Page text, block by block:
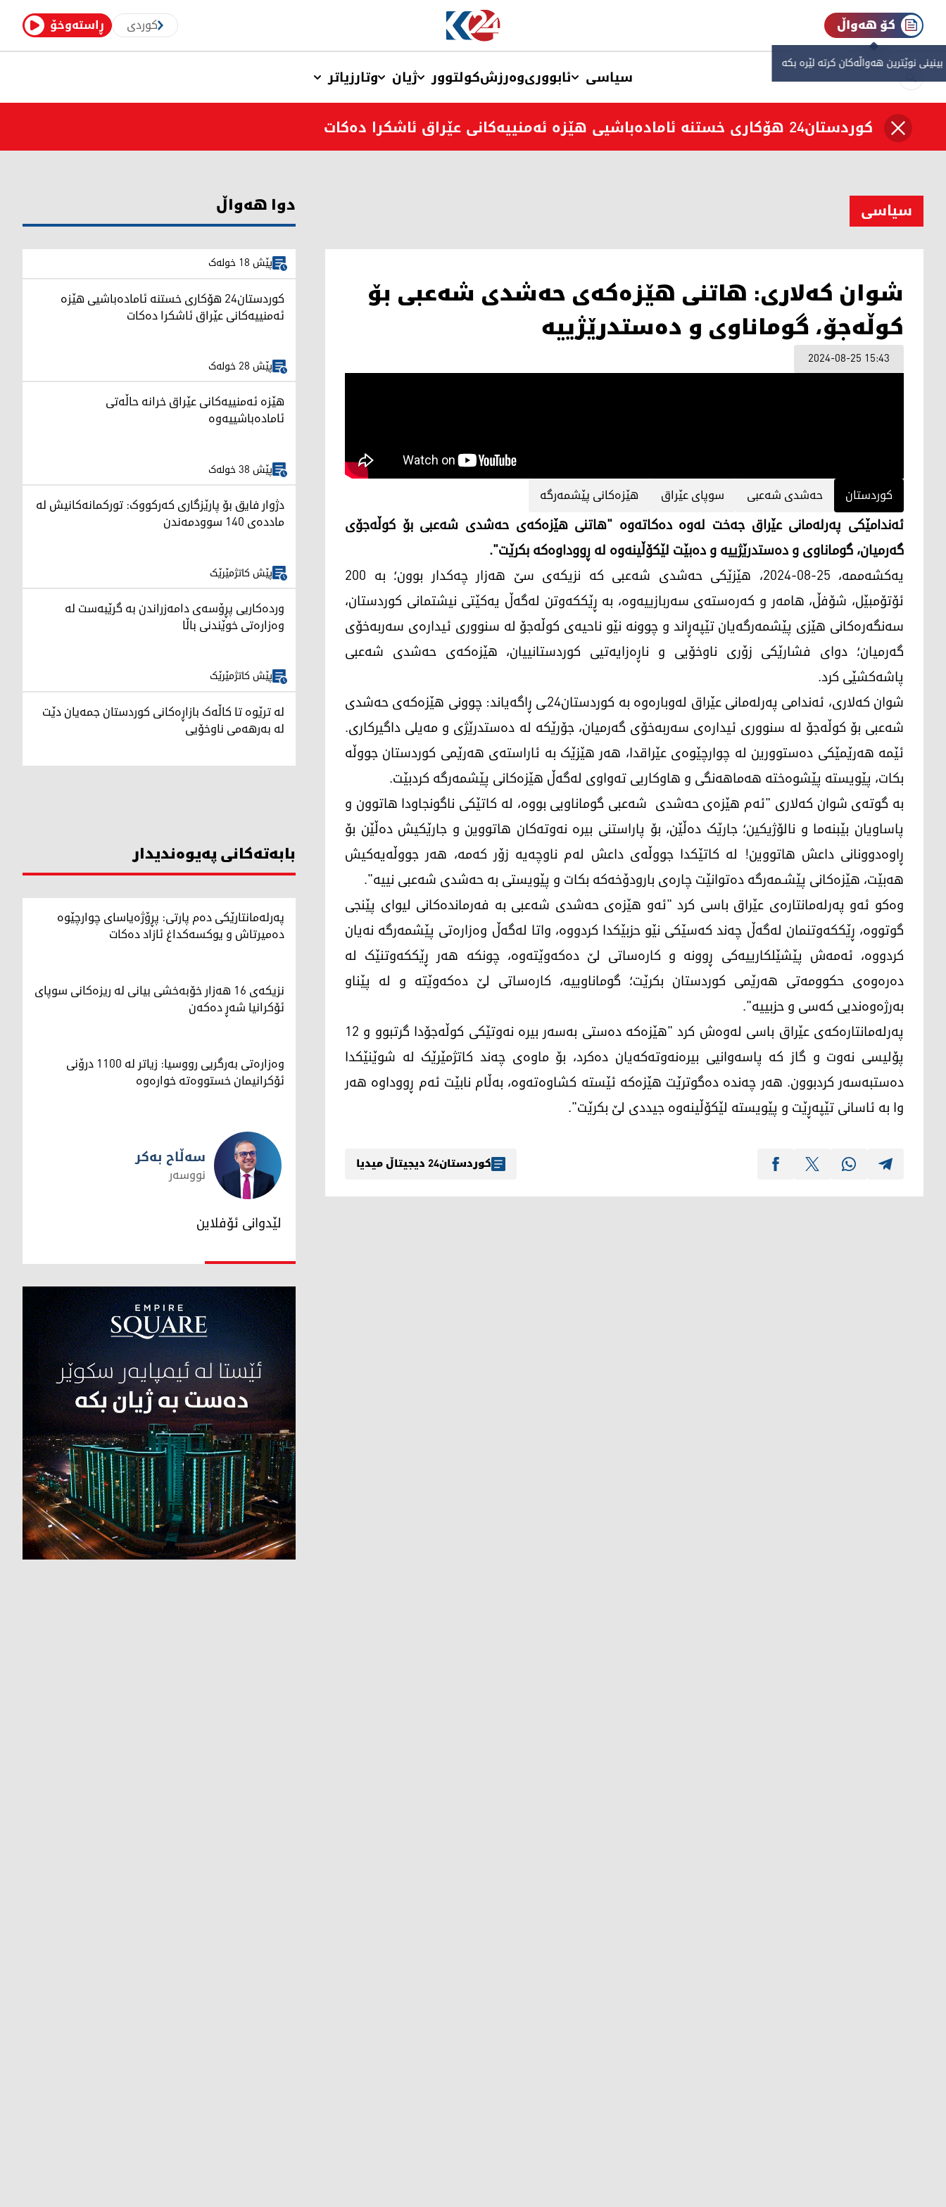
ڕاستەوخۆ کوردی کۆ هەواڵ
نوێترین هەواڵەکان کرتە لێرە بکە
سیاسی ئابووریوەرزشکولتوور ژیان وتارزیاتر
کوردستان24 هۆکاری خستنە ئامادەباشیی هێزە ئەمنییەکانی عێراق ئاشکرا دەکات
سیاسی
شوان کەلاری: هاتنی هێزەکەی حەشدی شەعبی بۆ
کوڵەجۆ، گوماناوی و دەستدرێژییە
2024-08-25 15:43
کوردستان حەشدی شەعبی سوپای عێراق هێزەکانی پێشمەرگە
ئەندامێکی پەرلەمانی عێراق جەخت لەوە دەکاتەوە "هاتنی هێزەکەی حەشدی شەعبی بۆ کوڵەجۆی
گەرمیان، گوماناوی و دەستدرێژییە و دەبێت لێکۆڵینەوە لە ڕووداوەکە بکرێت".
یەکشەممە، 25-08-2024، هێزێکی حەشدی شەعبی کە نزیکەی سێ هەزار چەکدار بوون؛ بە 200
ئۆتۆمبێل، شۆفڵ، هامەر و کەرەستەی سەربازییەوە، بە ڕێککەوتن لەگەڵ یەکێتی نیشتمانی کوردستان،
سەنگەرەکانی هێزی پێشمەرگەیان تێپەڕاند و چوونە نێو ناحیەی کوڵەجۆ لە سنووری ئیدارەی سەربەخۆی
گەرمیان؛ دوای فشارێکی زۆری ناوخۆیی و ناڕەزایەتیی کوردستانییان، هێزەکەی حەشدی شەعبی
پاشەکشێی کرد.
شوان کەلاری، ئەندامی پەرلەمانی عێراق لەوبارەوە بە کوردستان24ـی ڕاگەیاند: چوونی هێزەکەی حەشدی
شەعبی بۆ کوڵەجۆ لە سنووری ئیدارەی سەربەخۆی گەرمیان، جۆرێکە لە دەستدرێژی و مەیلی داگیرکاری.
ئێمە هەرێمێکی دەستوورین لە چوارچێوەی عێراقدا، هەر هێزێک بە ئاراستەی هەرێمی کوردستان جووڵە
بکات، پێویستە پێشوەختە هەماهەنگی و هاوکاریی تەواوی لەگەڵ هێزەکانی پێشمەرگە کردبێت.
بە گوتەی شوان کەلاری "ئەم هێزەی حەشدی شەعبی گوماناویی بووە، لە کاتێکی ناگونجاودا هاتوون و
پاساویان بێبنەما و نالۆژیکین؛ جارێک دەڵێن، بۆ پاراستنی بیرە نەوتەکان هاتووین و جارێکیش دەڵێن بۆ
ڕاوەدوونانی داعش هاتووین! لە کاتێکدا جووڵەی داعش لەم ناوچەیە زۆر کەمە، هەر جووڵەیەکیش
هەبێت، هێزەکانی پێشـمەرگە دەتوانێت چارەی بارودۆخەکە بکات و پێویستی بە حەشدی شەعبی نییە".
وەکو ئەو پەرلەمانتارەی عێراق باسی کرد "ئەو هێزەی حەشدی شەعبی بە فەرماندەکانی لیوای پێنجی
گوتووە، ڕێککەوتنمان لەگەڵ چەند کەسێکی نێو حزبێکدا کردووە، واتا لەگەڵ وەزارەتی پێشمەرگە نەیان
کردووە، ئەمەش پێشێلکارییەکی ڕوونە و کارەساتی لێ دەکەوێتەوە، چونکە هەر ڕێککەوتنێک لە
دەرەوەی حکوومەتی هەرێمی کوردستان بکرێت؛ گوماناوییە، کارەساتی لێ دەکەوێتە و لە پێناو
بەرژەوەندیی کەسی و حزبییە".
پەرلەمانتارەکەی عێراق باسی لەوەش کرد "هێزەکە دەستی بەسەر بیرە نەوتێکی کوڵەجۆدا گرتبوو و 12
پۆلیسی نەوت و گاز کە پاسەوانیی بیرەنەوتەکەیان دەکرد، بۆ ماوەی چەند کاتژمێرێک لە شوێنێکدا
دەستبەسەر کردبوون. هەر چەندە دەگوترێت هێزەکە ئێستە کشاوەتەوە، بەڵام نابێت ئەم ڕووداوە هەر
وا بە ئاسانی تێپەڕێت و پێویستە لێكۆڵینەوە جیددی لێ بکرێت".
کوردستان24 دیجیتاڵ میدیا
دوا هەواڵ
پێش 18 خولەک
کوردستان24 هۆکاری خستنە ئامادەباشیی هێزە
ئەمنییەکانی عێراق ئاشکرا دەکات
پێش 28 خولەک
هێزە ئەمنییەکانی عێراق خرانە حاڵەتی
ئامادەباشییەوە
پێش 38 خولەک
دژوار فایق بۆ پارێزگاری کەرکووک: تورکمانەکانیش لە
ماددەی 140 سوودمەندن
پێش کاتژمێرێک
وردەکاریی پڕۆسەی دامەزراندن بە گرێبەست لە
وەزارەتی خوێندنی باڵا
پێش کاتژمێرێک
لە ترێوە تا کاڵەک بازاڕەکانی کوردستان جمەیان دێت
لە بەرهەمی ناوخۆیی
بابەتەکانی پەیوەندیدار
پەرلەمانتارێکی دەم پارتی: پڕۆژەیاسای چوارچێوە
دەمیرتاش و یوکسەکداغ ئازاد دەکات
نزیکەی 16 هەزار خۆبەخشی بیانی لە ریزەکانی سوپای
ئۆکرانیا شەڕ دەکەن
وەزارەتی بەرگریی رووسیا: زیاتر لە 1100 درۆنی
ئۆکرانیمان خستووەتە خوارەوە
سەڵاح بەکر
سەڵاح بەکر
نووسەر
لێدوانی ئۆفلاین